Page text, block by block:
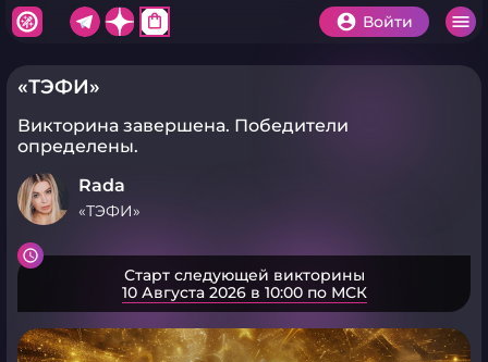
shopping_bag Войти
«ТЭФИ»
Викторина завершена. Победители
определены.
Rada
«ТЭФИ»
Старт следующей викторины
10 Августа 2026 в 10:00 по МСК